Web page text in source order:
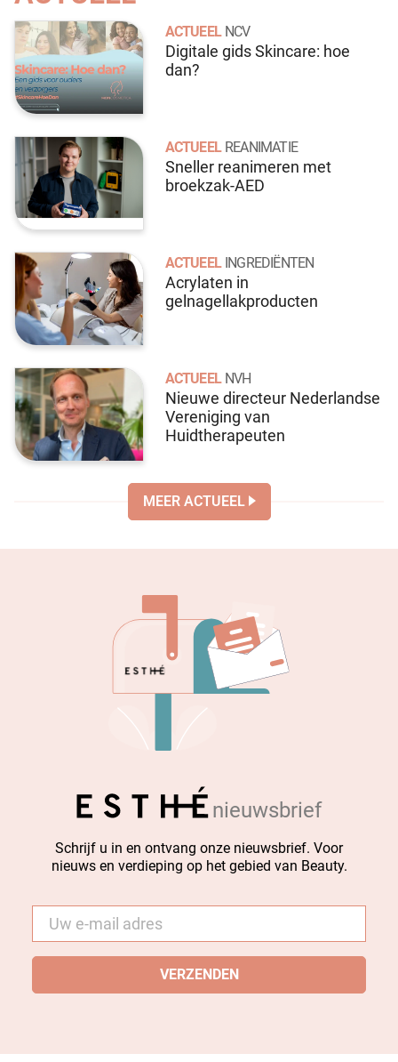
ACTUEEL NCV
Digitale gids Skincare: hoe
dan?
ACTUEEL REANIMATIE
Sneller reanimeren met
broekzak-AED
ACTUEEL INGREDIËNTEN
Acrylaten in
gelnagellakproducten
ACTUEEL NVH
Nieuwe directeur Nederlandse
Vereniging van
Huidtherapeuten
MEER ACTUEEL
nieuwsbrief
Schrijf u in en ontvang onze nieuwsbrief. Voor
nieuws en verdieping op het gebied van Beauty.
mail *